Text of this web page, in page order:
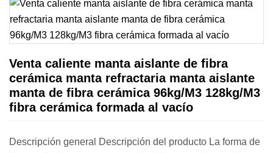
Venta caliente manta aislante de fibra
cerámica manta refractaria manta aislante
manta de fibra cerámica 96kg/M3 128kg/M3
fibra cerámica formada al vacío
Descripción general Descripción del producto La forma de